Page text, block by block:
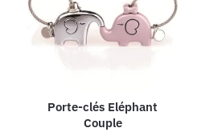
Porte-clés Eléphant
Couple